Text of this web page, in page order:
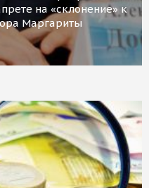
на «склонение» к
Маргариты